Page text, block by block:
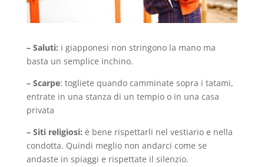
– Saluti: i giapponesi non stringono la mano ma
basta un semplice inchino.
– Scarpe: togliete quando camminate sopra i tatami,
entrate in una stanza di un tempio o in una casa
privata
– Siti religiosi: è bene rispettarli nel vestiario e nella
condotta. Quindi meglio non andarci come se
andaste in spiaggi e rispettate il silenzio.